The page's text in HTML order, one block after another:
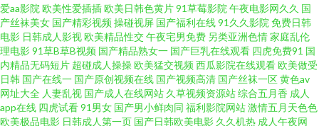
射精品 蜜桃视频污 天天干视频网站 老湿机福利影院 91熟女 中文1区 91黄色
传媒公司 国产精品夜夜夜 超碰久草 九一av 亚洲青娱乐avi 成人福利AV导航 日
本a天堂 91叉叉叉 欧美色肏 日韩欧美亚洲 91色淫网 www99操 狠狠撸天天干
爱aa影院 欧美性爱插插欧美日韩色黄片91草莓影院 午夜电影网久久 国
产丝袜美女 国产精彩视频操碰视屏 国产福利在线91久久影院 免费日韩
电影 日韩成人影视欧美精品性交午夜宅男免费 另类亚洲色情家庭乱伦
理电影91草B草B视频 国产精品熟女一 国产巨乳在线观看 四虎免费91 国
内精品无码短片 超碰成人操操欧美猛交视频西瓜影院在线观看欧美做受
日韩 国产在线一 国产原创视频在线 国产视频高清 国产丝袜一区黄色av
网址大全 人妻乱视 国产成人在线网站 久草视频资源站综合五月香 成人
app在线 四虎试看91男女 国产男小鲜肉同 福利影院网站激情五月天色色
欧美极品电影 日韩成人第一页 国产日韩欧美电影 久久机热 成人午夜网